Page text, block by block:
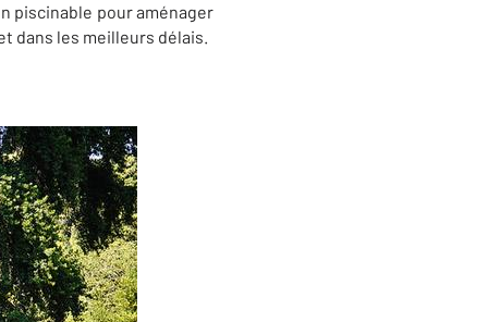
piscinable pour aménager
dans les meilleurs délais.